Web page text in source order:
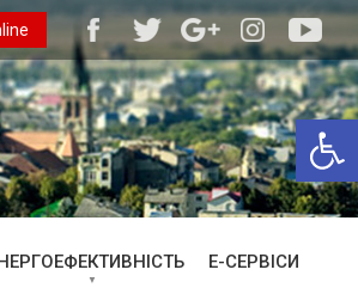
Е-СЕРВІСИ